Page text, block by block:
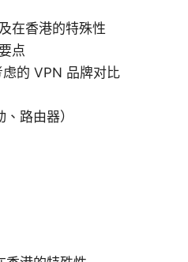
在香港的特殊性
点
的 VPN 品牌对比
路由器）